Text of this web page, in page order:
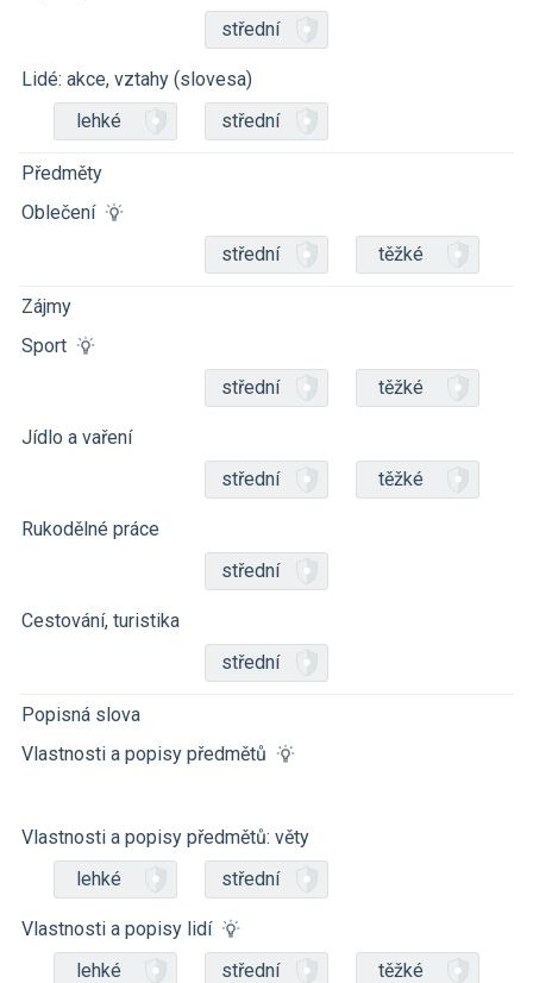
střední
Lidé: akce, vztahy (slovesa)
lehké
střední
Předměty
Oblečení
střední
těžké
Zájmy
Sport
střední
těžké
Jídlo a vaření
střední
těžké
Rukodělné práce
střední
Cestování, turistika
střední
Popisná slova
Vlastnosti a popisy předmětů
Vlastnosti a popisy předmětů: věty
lehké
střední
Vlastnosti a popisy lidí
lehké
střední těžké